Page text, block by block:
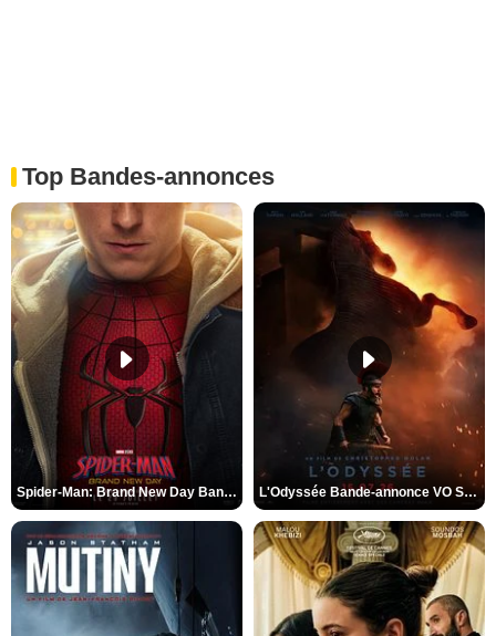
Top Bandes-annonces
Spider-Man: Brand New Day Bande-annonce VO STFR L'Odyssée Bande-annonce VO STFR